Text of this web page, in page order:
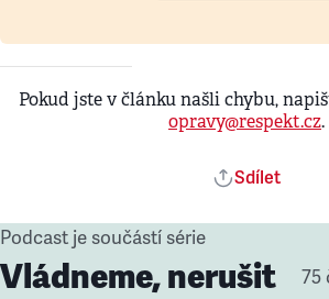
Pokud jste v článku našli chybu,
opravy@respekt.cz.
Sdílet
Podcast je součástí série
Vládneme, nerušit 75